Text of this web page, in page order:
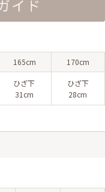
165cm 170cm
ひざ下
31cm
ひざ下
28cm